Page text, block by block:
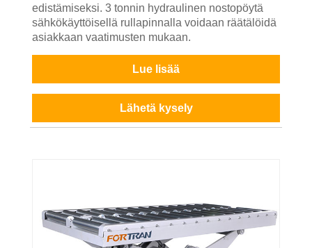
edistämiseksi. 3 tonnin hydraulinen nostopöytä
sähkökäyttöisellä rullapinnalla voidaan räätälöidä
asiakkaan vaatimusten mukaan.
Lue lisää
Lähetä kysely